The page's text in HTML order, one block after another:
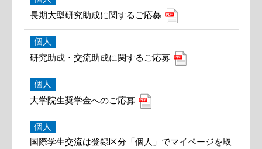
長期大型研究助成に関するご応募
個人
研究助成・交流助成に関するご応募
個人
大学院生奨学金へのご応募
個人
国際学生交流は登録区分「個人」でマイページを取